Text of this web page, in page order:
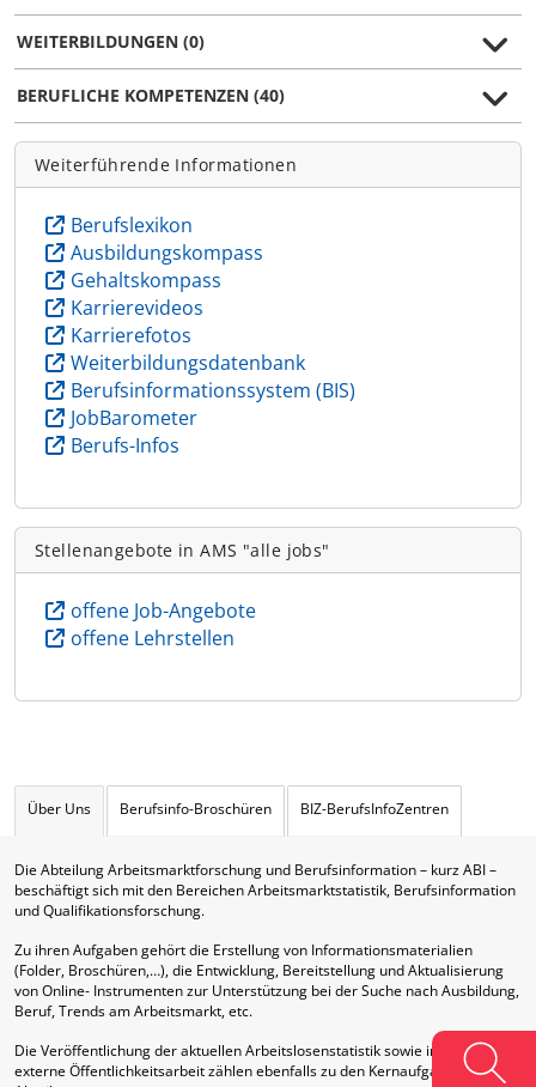
WEITERBILDUNGEN (0)
BERUFLICHE KOMPETENZEN (40)
Weiterführende Informationen
Berufslexikon
Ausbildungskompass
Gehaltskompass
Karrierevideos
Karrierefotos
Weiterbildungsdatenbank
Berufsinformationssystem (BIS)
JobBarometer
Berufs-Infos
Stellenangebote in AMS "alle jobs"
offene Job-Angebote
offene Lehrstellen
Über Uns Berufsinfo-Broschüren BIZ-BerufsInfoZentren
Die Abteilung Arbeitsmarktforschung und Berufsinformation – kurz ABI –
beschäftigt sich mit den Bereichen Arbeitsmarktstatistik, Berufsinformation
und Qualifikationsforschung.
Zu ihren Aufgaben gehört die Erstellung von Informationsmaterialien
(Folder, Broschüren,…), die Entwicklung, Bereitstellung und Aktualisierung
von Online- Instrumenten zur Unterstützung bei der Suche nach Ausbildung,
Beruf, Trends am Arbeitsmarkt, etc.
Die Veröffentlichung der aktuellen Arbeitslosenstatistik sowie interne und
externe Öffentlichkeitsarbeit zählen ebenfalls zu den Kernaufgaben dieser